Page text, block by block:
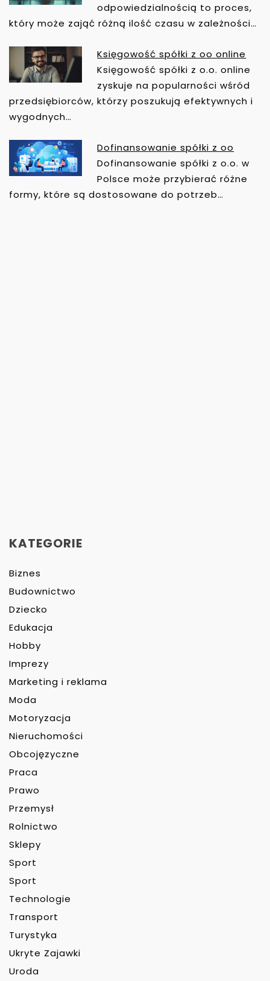
odpowiedzialnością to proces,
który może zająć różną ilość czasu w zależności…
Księgowość spółki z oo online
Księgowość spółki z o.o. online
zyskuje na popularności wśród
przedsiębiorców, którzy poszukują efektywnych i
wygodnych…
Dofinansowanie spółki z oo
Dofinansowanie spółki z o.o. w
Polsce może przybierać różne
formy, które są dostosowane do potrzeb…
KATEGORIE
Biznes
Budownictwo
Dziecko
Edukacja
Hobby
Imprezy
Marketing i reklama
Moda
Motoryzacja
Nieruchomości
Obcojęzyczne
Praca
Prawo
Przemysł
Rolnictwo
Sklepy
Sport
Sport
Technologie
Transport
Turystyka
Ukryte Zajawki
Uroda